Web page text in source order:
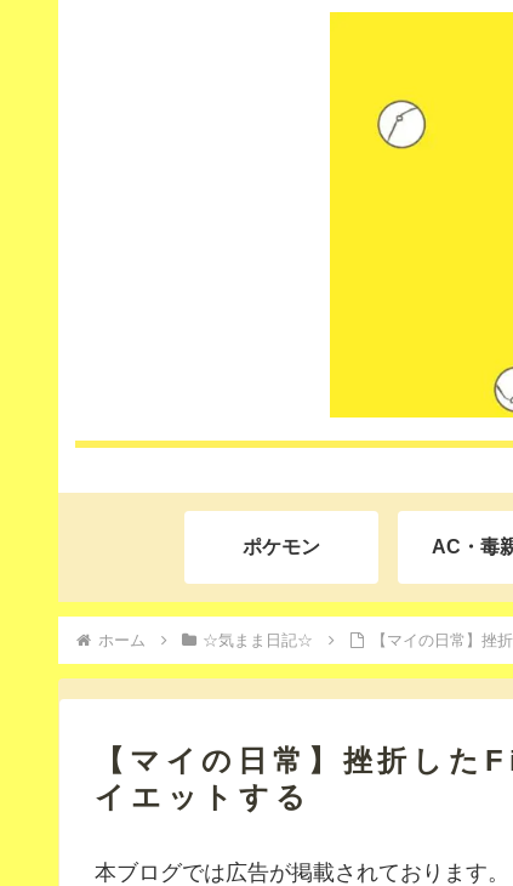
ポケモン AC・毒
ホーム ☆気まま日記☆ 【マイの日常】挫
【マイの日常】挫折し
イエットする
本ブログでは広告が掲載されております。